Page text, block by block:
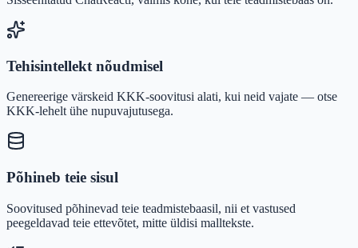
Tehisintellekt nõudmisel
Genereerige värskeid KKK-soovitusi alati, kui neid vajate — otse
KKK-lehelt ühe nupuvajutusega.
Põhineb teie sisul
Soovitused põhinevad teie teadmistebaasil, nii et vastused
peegeldavad teie ettevõtet, mitte üldisi malltekste.